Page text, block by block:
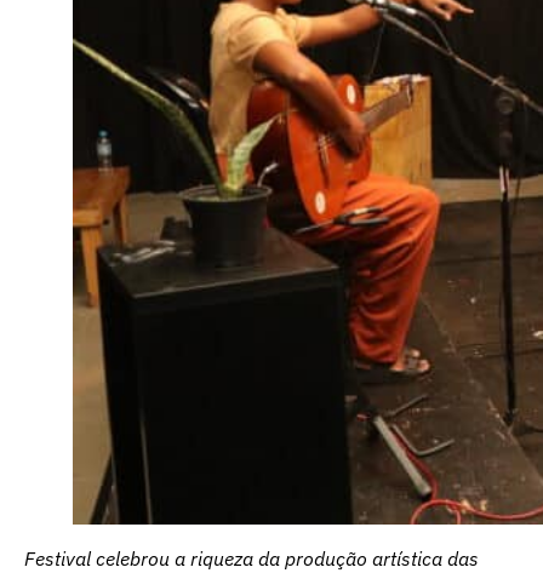
Festival celebrou a riqueza da produção artística das